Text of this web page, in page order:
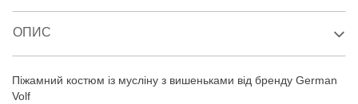
ОПИС
Піжамний костюм із мусліну з вишеньками від бренду German
Volf